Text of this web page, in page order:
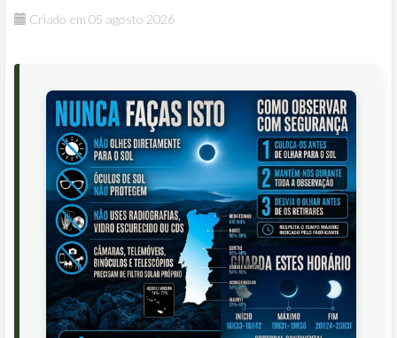
Criado em 05 agosto 2026